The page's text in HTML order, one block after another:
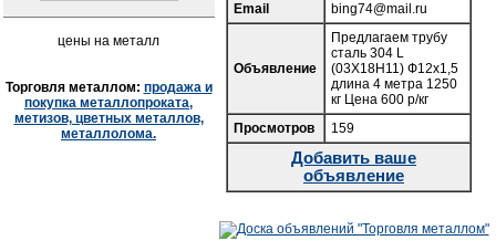
цены на металл
Торговля металлом: продажа и
покупка металлопроката,
метизов, цветных металлов,
металлолома.
Email
bing74@mail.ru
Объявление
Предлагаем трубу
сталь 304 L
(03Х18Н11) Ф12х1,5
длина 4 метра 1250
кг Цена 600 р/кг
Просмотров
159
Добавить ваше
объявление